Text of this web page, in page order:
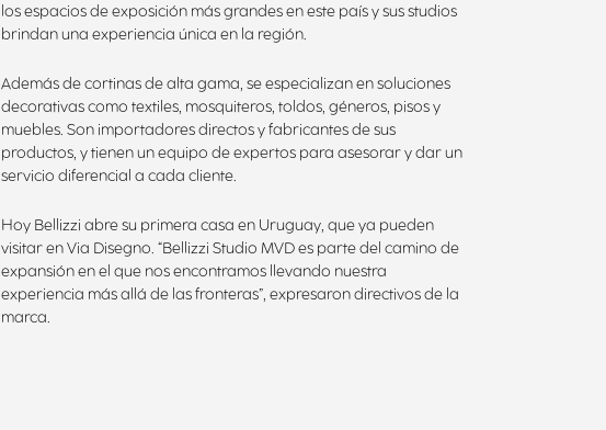
los espacios de exposición más grandes en este país y sus studios
brindan una experiencia única en la región.
Además de cortinas de alta gama, se especializan en soluciones
decorativas como textiles, mosquiteros, toldos, géneros, pisos y
muebles. Son importadores directos y fabricantes de sus
productos, y tienen un equipo de expertos para asesorar y dar un
servicio diferencial a cada cliente.
Hoy Bellizzi abre su primera casa en Uruguay, que ya pueden
visitar en Via Disegno. “Bellizzi Studio MVD es parte del camino de
expansión en el que nos encontramos llevando nuestra
experiencia más allá de las fronteras”, expresaron directivos de la
marca.